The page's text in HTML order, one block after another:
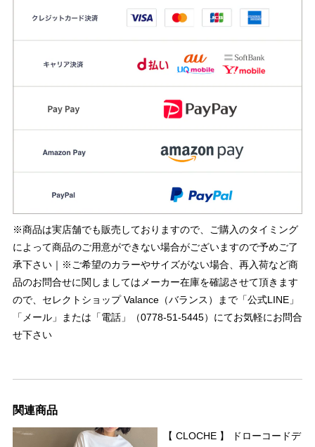
※商品は実店舗でも販売しておりますので、ご購入のタイミング
によって商品のご用意ができない場合がございますので予めご了
承下さい｜※ご希望のカラーやサイズがない場合、再入荷など商
品のお問合せに関しましてはメーカー在庫を確認させて頂きます
ので、セレクトショップ Valance（バランス）まで「公式LINE」
「メール」または「電話」（0778-51-5445）にてお気軽にお問合
せ下さい
関連商品
【 CLOCHE 】 ドローコードデ